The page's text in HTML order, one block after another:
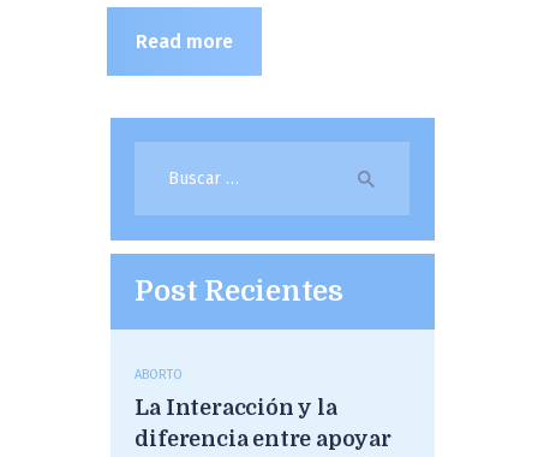
Read more
Post Recientes
ABORTO
La Interacción y la
diferencia entre apoyar